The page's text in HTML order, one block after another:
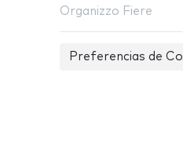
Organizzo Fiere
Preferencias de